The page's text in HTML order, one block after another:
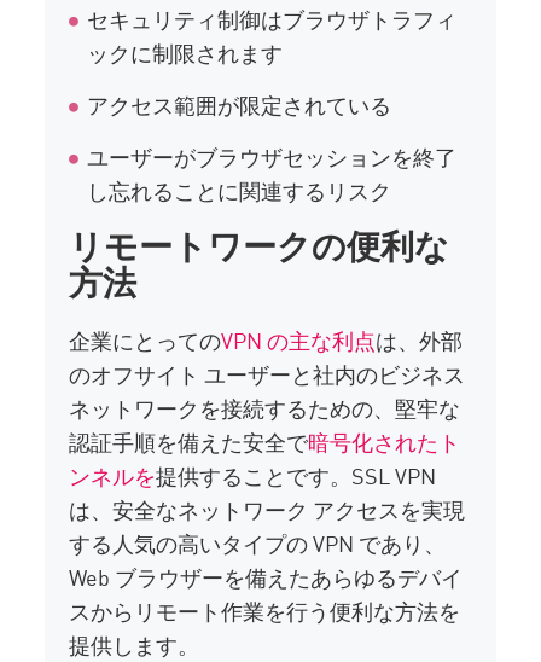
セキュリティ制御はブラウザトラフィ
ックに制限されます
アクセス範囲が限定されている
ユーザーがブラウザセッションを終了
し忘れることに関連するリスク
リモートワークの便利な
方法
企業にとってのVPN の主な利点は、外部
のオフサイト ユーザーと社内のビジネス
ネットワークを接続するための、堅牢な
認証手順を備えた安全で暗号化されたト
ンネルを提供することです。SSL VPN
は、安全なネットワーク アクセスを実現
する人気の高いタイプの VPN であり、
Web ブラウザーを備えたあらゆるデバイ
スからリモート作業を行う便利な方法を
提供します。